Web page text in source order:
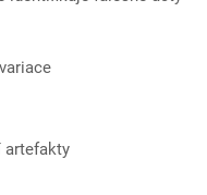
artefakty